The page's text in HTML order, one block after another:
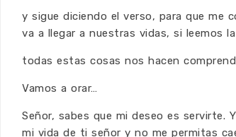
y sigue diciendo el verso, para que me
va a llegar a nuestras vidas, si leemos
todas estas cosas nos hacen
Vamos a orar…
Señor, sabes que mi deseo es
mi vida de ti señor y no me permitas